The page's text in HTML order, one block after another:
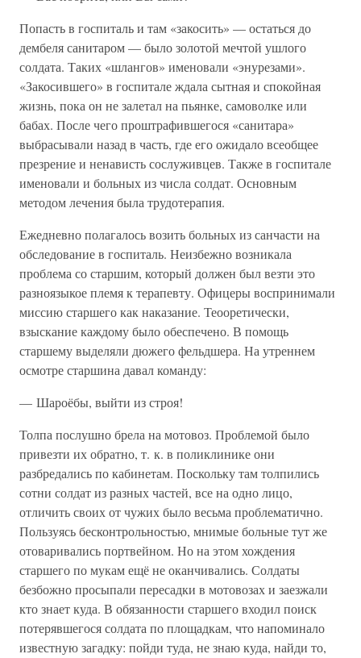
Попасть в госпиталь и там «закосить» — остаться до
дембеля санитаром — было золотой мечтой ушлого
солдата. Таких «шлангов» именовали «энурезами».
«Закосившего» в госпитале ждала сытная и спокойная
жизнь, пока он не залетал на пьянке, самоволке или
бабах. После чего проштрафившегося «санитара»
выбрасывали назад в часть, где его ожидало всеобщее
презрение и ненависть сослуживцев. Также в госпитале
именовали и больных из числа солдат. Основным
методом лечения была трудотерапия.
Ежедневно полагалось возить больных из санчасти на
обследование в госпиталь. Неизбежно возникала
проблема со старшим, который должен был везти это
разноязыкое племя к терапевту. Офицеры воспринимали
миссию старшего как наказание. Теооретически,
взыскание каждому было обеспечено. В помощь
старшему выделяли дюжего фельдшера. На утреннем
осмотре старшина давал команду:
— Шароёбы, выйти из строя!
Толпа послушно брела на мотовоз. Проблемой было
привезти их обратно, т. к. в поликлинике они
разбредались по кабинетам. Поскольку там толпились
сотни солдат из разных частей, все на одно лицо,
отличить своих от чужих было весьма проблематично.
Пользуясь бесконтрольностью, мнимые больные тут же
отоваривались портвейном. Но на этом хождения
старшего по мукам ещё не оканчивались. Солдаты
безбожно просыпали пересадки в мотовозах и заезжали
кто знает куда. В обязанности старшего входил поиск
потерявшегося солдата по площадкам, что напоминало
известную загадку: пойди туда, не знаю куда, найди то,